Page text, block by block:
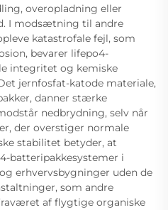
overopladning eller
I modsætning til andre
katastrofale fejl, som
bevarer lifepo4-
integritet og kemiske
jernfosfat-katode materiale,
danner stærke
nedbrydning, selv når
der overstiger normale
stabilitet betyder, at
batteripakkesystemer i
erhvervsbygninger uden de
som andre
af flygtige organiske